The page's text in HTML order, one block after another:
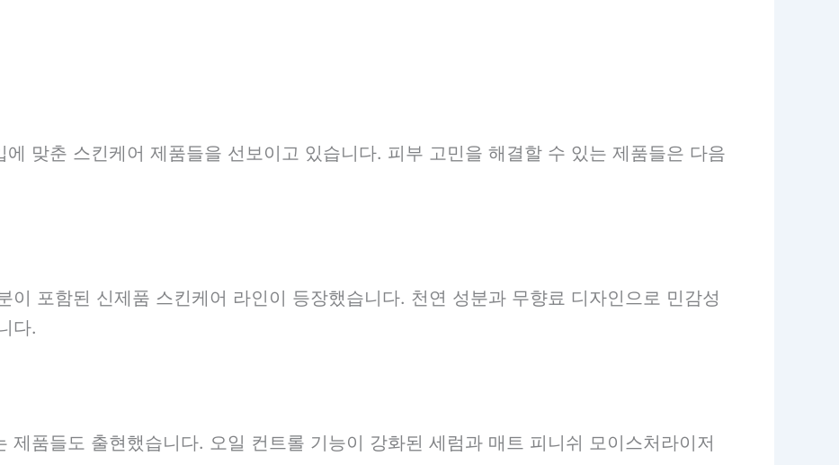
맞춘 스킨케어 제품들을 선보이고 있습니다. 피부 고민을 해결할 수 있는 제품들은 다음
이 포함된 신제품 스킨케어 라인이 등장했습니다. 천연 성분과 무향료 디자인으로 민감성
다.
제품들도 출현했습니다. 오일 컨트롤 기능이 강화된 세럼과 매트 피니쉬 모이스처라이저